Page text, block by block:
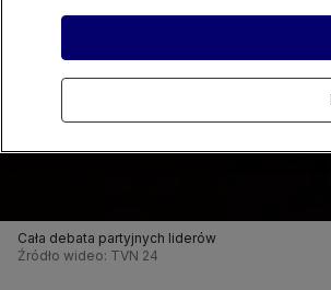
Cała debata partyjnych liderów
Źródło wideo: TVN 24